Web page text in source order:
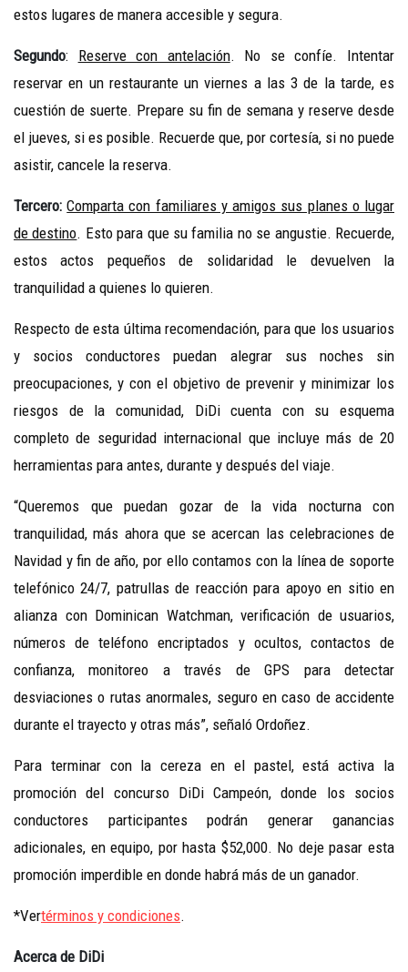
estos lugares de manera accesible y segura.
Segundo: Reserve con antelación. No se confíe. Intentar
reservar en un restaurante un viernes a las 3 de la tarde, es
cuestión de suerte. Prepare su fin de semana y reserve desde
el jueves, si es posible. Recuerde que, por cortesía, si no puede
asistir, cancele la reserva.
Tercero:Comparta con familiares y amigos sus planes o lugar
de destino. Esto para que su familia no se angustie. Recuerde,
estos actos pequeños de solidaridad le devuelven la
tranquilidad a quienes lo quieren.
Respecto de esta última recomendación, para que los usuarios
y socios conductores puedan alegrar sus noches sin
preocupaciones, y con el objetivo de prevenir y minimizar los
riesgos de la comunidad, DiDi cuenta con su esquema
completo de seguridad internacional que incluye más de 20
herramientas para antes, durante y después del viaje.
“Queremos que puedan gozar de la vida nocturna con
tranquilidad, más ahora que se acercan las celebraciones de
Navidad y fin de año, por ello contamos con la línea de soporte
telefónico 24/7, patrullas de reacción para apoyo en sitio en
alianza con Dominican Watchman, verificación de usuarios,
números de teléfono encriptados y ocultos, contactos de
confianza, monitoreo a través de GPS para detectar
desviaciones o rutas anormales, seguro en caso de accidente
durante el trayecto y otras más”, señaló Ordoñez.
Para terminar con la cereza en el pastel, está activa la
promoción del concurso DiDi Campeón, donde los socios
conductores participantes podrán generar ganancias
adicionales, en equipo, por hasta $52,000. No deje pasar esta
promoción imperdible en donde habrá más de un ganador.
*Vertérminos y condiciones.
Acerca de DiDi